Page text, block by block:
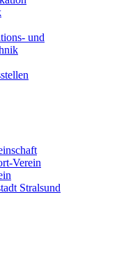
und
Verein
Stralsund